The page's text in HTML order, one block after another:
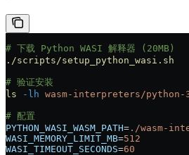
# 下载 Python WASI 解释器 (20MB)
./scripts/setup_python_wasi.sh
# 验证安装
ls -lh wasm-interpreters/python-
# 配置
PYTHON_WASI_WASM_PATH= ./wasm-
WASI_MEMORY_LIMIT_MB=512
WASI_TIMEOUT_SECONDS=60